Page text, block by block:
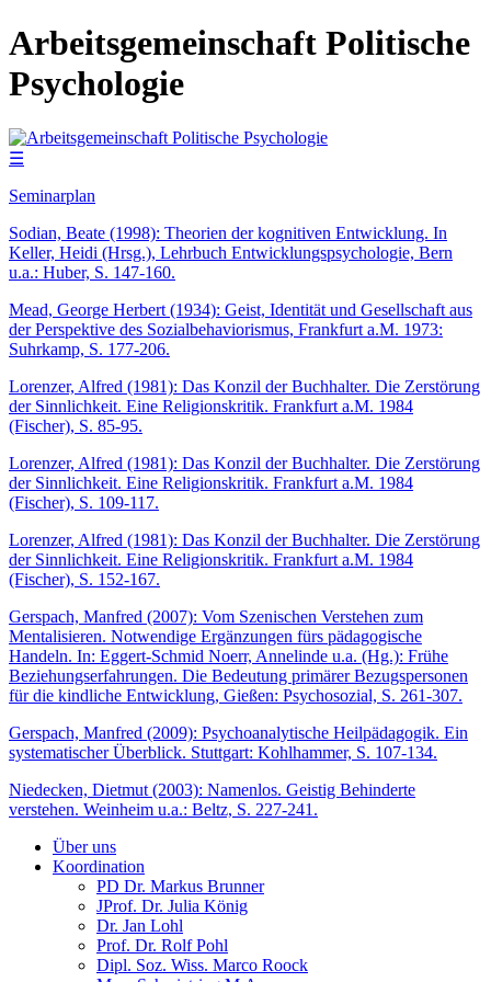
Arbeitsgemeinschaft Politische
Psychologie
☰
Seminarplan
Sodian, Beate (1998): Theorien der kognitiven Entwicklung. In
Keller, Heidi (Hrsg.), Lehrbuch Entwicklungspsychologie, Bern
u.a.: Huber, S. 147-160.
Mead, George Herbert (1934): Geist, Identität und Gesellschaft aus
der Perspektive des Sozialbehaviorismus, Frankfurt a.M. 1973:
Suhrkamp, S. 177-206.
Lorenzer, Alfred (1981): Das Konzil der Buchhalter. Die Zerstörung
der Sinnlichkeit. Eine Religionskritik. Frankfurt a.M. 1984
(Fischer), S. 85-95.
Lorenzer, Alfred (1981): Das Konzil der Buchhalter. Die Zerstörung
der Sinnlichkeit. Eine Religionskritik. Frankfurt a.M. 1984
(Fischer), S. 109-117.
Lorenzer, Alfred (1981): Das Konzil der Buchhalter. Die Zerstörung
der Sinnlichkeit. Eine Religionskritik. Frankfurt a.M. 1984
(Fischer), S. 152-167.
Gerspach, Manfred (2007): Vom Szenischen Verstehen zum
Mentalisieren. Notwendige Ergänzungen fürs pädagogische
Handeln. In: Eggert-Schmid Noerr, Annelinde u.a. (Hg.): Frühe
Beziehungserfahrungen. Die Bedeutung primärer Bezugspersonen
für die kindliche Entwicklung, Gießen: Psychosozial, S. 261-307.
Gerspach, Manfred (2009): Psychoanalytische Heilpädagogik. Ein
systematischer Überblick. Stuttgart: Kohlhammer, S. 107-134.
Niedecken, Dietmut (2003): Namenlos. Geistig Behinderte
verstehen. Weinheim u.a.: Beltz, S. 227-241.
Über uns
Koordination
PD Dr. Markus Brunner
JProf. Dr. Julia König
Dr. Jan Lohl
Prof. Dr. Rolf Pohl
Dipl. Soz. Wiss. Marco Roock